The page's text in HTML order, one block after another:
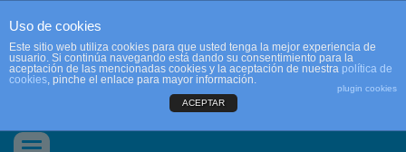
CONTACTO
Conmutar
Uso de cookies
Este sitio web utiliza cookies para que usted tenga la mejor experiencia de
usuario. Si continúa navegando está dando su consentimiento para la
aceptación de las mencionadas cookies y la aceptación de nuestra política de
cookies, pinche el enlace para mayor información.
plugin cookies
ACEPTAR